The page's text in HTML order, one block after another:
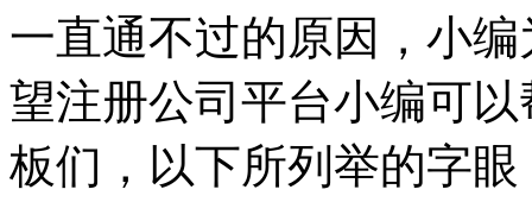
一直通不过的原因，小
望注册公司平台小编可
板们，以下所列举的字